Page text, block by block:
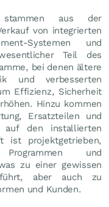
stammen aus der
von integrierten
Systemen und
Teil des
bei denen ältere
und verbesserten
Effizienz, Sicherheit
Hinzu kommen
Ersatzteilen und
auf den installierten
ist projektgetrieben,
und
zu einer gewissen
aber auch zu
und Kunden.